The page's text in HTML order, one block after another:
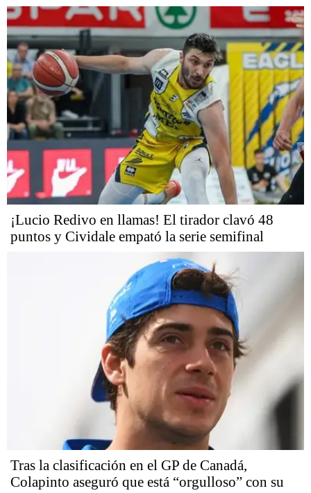
¡Lucio Redivo en llamas! El tirador clavó 48
puntos y Cividale empató la serie semifinal
Tras la clasificación en el GP de Canadá,
Colapinto aseguró que está “orgulloso” con su